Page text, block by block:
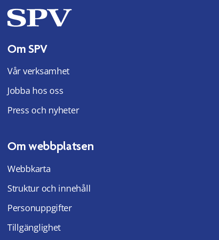
Om SPV
Vår verksamhet
Jobba hos oss
Press och nyheter
Om webbplatsen
Webbkarta
Struktur och innehåll
Personuppgifter
Tillgänglighet